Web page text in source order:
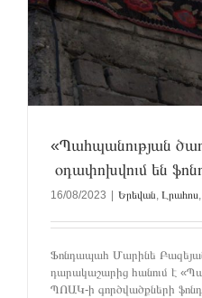
«Պահպանության
օդափոխվում են
16/08/2023 | Երեվան Լրահոս
Ֆոնդապահ Մարինե
դարակաշարից հանում է
ՊՈԱԿ-ի գործվածքների